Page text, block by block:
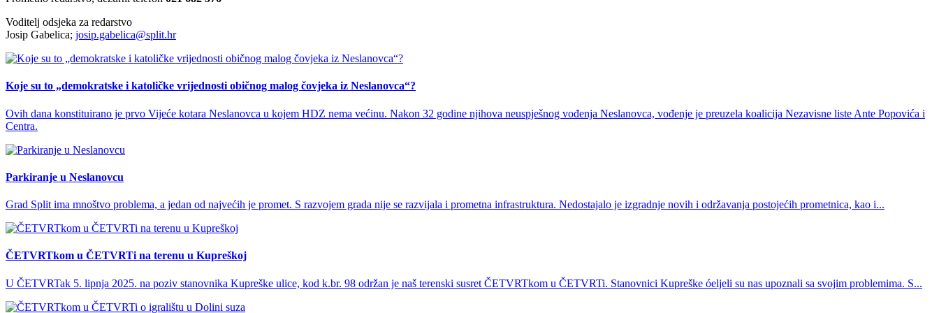
Voditelj odsjeka za redarstvo
Josip Gabelica; josip.gabelica@split.hr
Koje su to „demokratske i katoličke vrijednosti običnog malog čovjeka iz Neslanovca“?
Ovih dana konstituirano je prvo Vijeće kotara Neslanovca u kojem HDZ nema većinu. Nakon 32 godine njihova neuspješnog vođenja Neslanovca, vođenje je preuzela koalicija Nezavisne liste Ante Popovića i
Centra.
Parkiranje u Neslanovcu
Grad Split ima mnoštvo problema, a jedan od najvećih je promet. S razvojem grada nije se razvijala i prometna infrastruktura. Nedostajalo je izgradnje novih i održavanja postojećih prometnica, kao i...
ČETVRTkom u ČETVRTi na terenu u Kupreškoj
U ČETVRTak 5. lipnja 2025. na poziv stanovnika Kupreške ulice, kod k.br. 98 održan je naš terenski susret ČETVRTkom u ČETVRTi. Stanovnici Kupreške óeljeli su nas upoznali sa svojim problemima. S...